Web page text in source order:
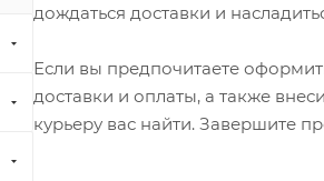
дождаться доставки и
Если вы предпочитаете
доставки и оплаты, а также
курьеру вас найти. Завершите